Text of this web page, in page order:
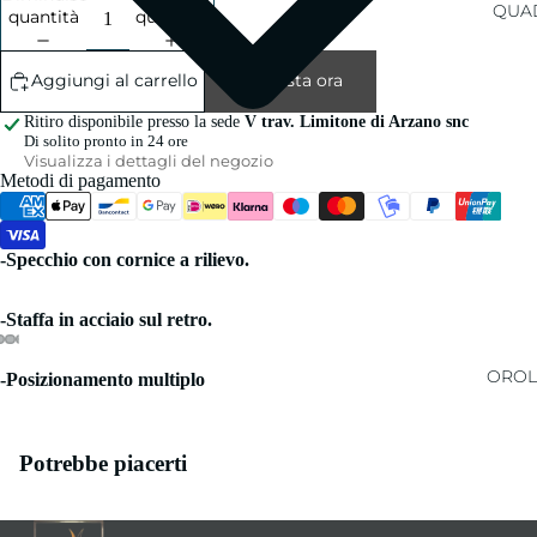
quantità
quantità
Aggiungi al carrello Acquista ora
Ritiro disponibile presso la sede V trav. Limitone di Arzano snc
Di solito pronto in 24 ore
Visualizza i dettagli del negozio
Metodi di pagamento
-Specchio con cornice a rilievo.
-Staffa in acciaio sul retro.
-Posizionamento multiplo
Potrebbe piacerti